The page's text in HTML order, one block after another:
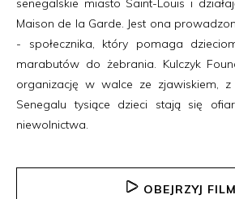
senegalskie miasto Saint-Louis i
Maison de la Garde. Jest ona
- społecznika, który pomaga
marabutów do żebrania. Kulczyk
organizację w walce ze zjawiskiem,
Senegalu tysiące dzieci stają się
niewolnictwa.
OBEJRZYJ FILM